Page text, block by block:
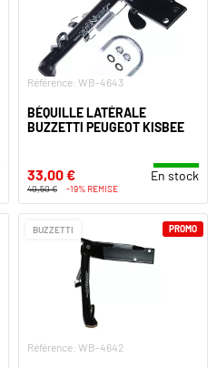
Référence: WB-4643
BÉQUILLE LATÉRALE
BUZZETTI PEUGEOT KISBEE
33,00 € En stock
40,50 € -19% REMISE
BUZZETTI
Référence: WB-4642
PROMO